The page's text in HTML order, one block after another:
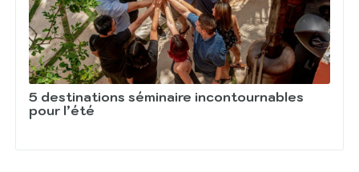
5 destinations séminaire incontournables
pour l’été